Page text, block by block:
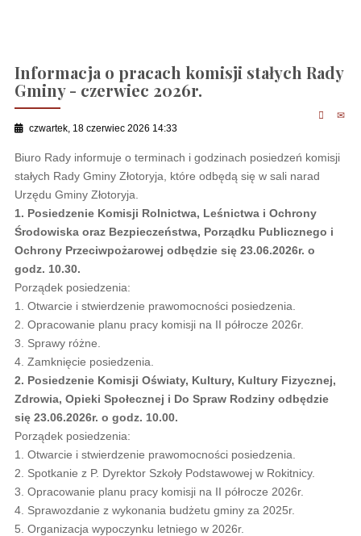
Informacja o pracach komisji stałych Rady
Gminy - czerwiec 2026r.
czwartek, 18 czerwiec 2026 14:33
Biuro Rady informuje o terminach i godzinach posiedzeń komisji
stałych Rady Gminy Złotoryja, które odbędą się w sali narad
Urzędu Gminy Złotoryja.
1. Posiedzenie Komisji Rolnictwa, Leśnictwa i Ochrony
Środowiska oraz Bezpieczeństwa, Porządku Publicznego i
Ochrony Przeciwpożarowej odbędzie się 23.06.2026r. o
godz. 10.30.
Porządek posiedzenia:
1. Otwarcie i stwierdzenie prawomocności posiedzenia.
2. Opracowanie planu pracy komisji na II półrocze 2026r.
3. Sprawy różne.
4. Zamknięcie posiedzenia.
2. Posiedzenie Komisji Oświaty, Kultury, Kultury Fizycznej,
Zdrowia, Opieki Społecznej i Do Spraw Rodziny odbędzie
się 23.06.2026r. o godz. 10.00.
Porządek posiedzenia:
1. Otwarcie i stwierdzenie prawomocności posiedzenia.
2. Spotkanie z P. Dyrektor Szkoły Podstawowej w Rokitnicy.
3. Opracowanie planu pracy komisji na II półrocze 2026r.
4. Sprawozdanie z wykonania budżetu gminy za 2025r.
5. Organizacja wypoczynku letniego w 2026r.